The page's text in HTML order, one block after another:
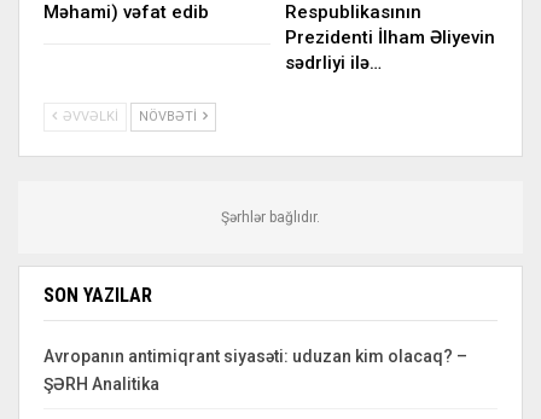
Məhami) vəfat edib
Respublikasının
Prezidenti İlham Əliyevin
sədrliyi ilə…
ƏVVƏLKI NÖVBƏTI
Şərhlər bağlıdır.
SON YAZILAR
Avropanın antimiqrant siyasəti: uduzan kim olacaq? –
ŞƏRH Analitika